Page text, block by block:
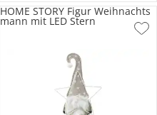
HOME STORY Figur Weihnachts
mann mit LED Stern